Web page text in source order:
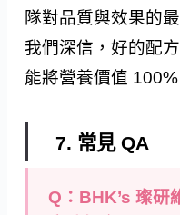
隊對品質與效果的
我們深信，好的配
能將營養價值
7. 常見 QA
Q：BHK’s 璨研